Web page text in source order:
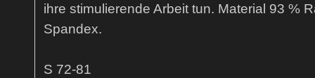
ihre stimulierende Arbeit tun. Material 93 %
Spandex.
S 72-81